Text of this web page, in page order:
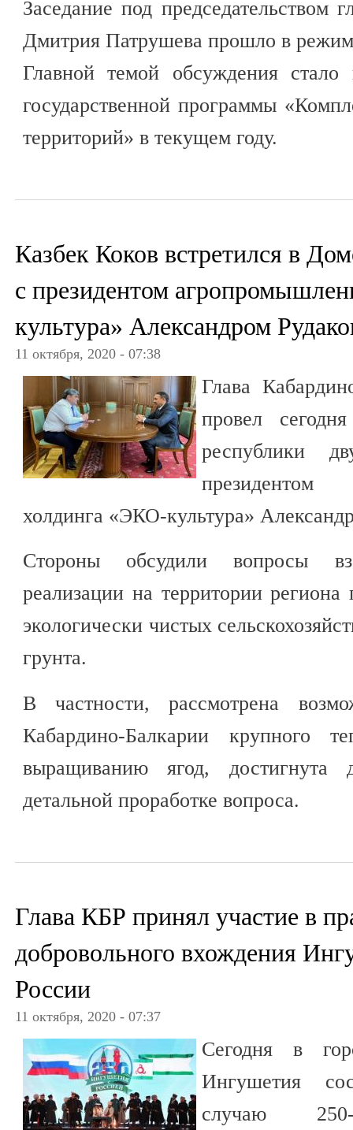
Заседание под председательством
Дмитрия Патрушева прошло в
Главной темой обсуждения стало
государственной программы
территорий» в текущем году.
Казбек Коков встретился в
с президентом
культура» Александром
11 октября, 2020 - 07:38
Глава
провел
республики
холдинга «ЭКО-культура»
Стороны обсудили вопросы
реализации на территории региона
экологически чистых
грунта.
В частности, рассмотрена
Кабардино-Балкарии крупного
выращиванию ягод, достигнута
детальной проработке вопроса.
Глава КБР принял участие в
добровольного вхождения
России
11 октября, 2020 - 07:37
Сегодня в
Ингушетия
случаю 250-